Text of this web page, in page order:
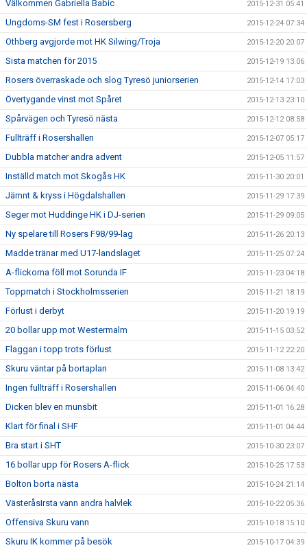
Välkommen Gabriella Babic 2015-12-31 05:41
Ungdoms-SM fest i Rosersberg 2015-12-24 07:34
Othberg avgjorde mot HK Silwing/Troja 2015-12-20 20:07
Sista matchen för 2015 2015-12-19 13:06
Rosers överraskade och slog Tyresö juniorserien 2015-12-14 17:03
Övertygande vinst mot Spåret 2015-12-13 23:10
Spårvägen och Tyresö nästa 2015-12-12 08:58
Fullträff i Rosershallen 2015-12-07 05:17
Dubbla matcher andra advent 2015-12-05 11:57
Inställd match mot Skogås HK 2015-11-30 20:01
Jämnt & kryss i Högdalshallen 2015-11-29 17:39
Seger mot Huddinge HK i DJ-serien 2015-11-29 09:05
Ny spelare till Rosers F98/99-lag 2015-11-26 20:13
Madde tränar med U17-landslaget 2015-11-25 07:24
A-flickorna föll mot Sorunda IF 2015-11-23 04:18
Toppmatch i Stockholmsserien 2015-11-21 18:19
Förlust i derbyt 2015-11-20 19:19
20 bollar upp mot Westermalm 2015-11-15 03:52
Flaggan i topp trots förlust 2015-11-12 22:20
Skuru väntar på bortaplan 2015-11-08 13:42
Ingen fullträff i Rosershallen 2015-11-06 04:40
Dicken blev en munsbit 2015-11-01 16:28
Klart för final i SHF 2015-11-01 04:44
Bra start i SHT 2015-10-30 23:07
16 bollar upp för Rosers A-flick 2015-10-25 17:53
Bolton borta nästa 2015-10-24 21:14
VästeråsIrsta vann andra halvlek 2015-10-22 05:36
Offensiva Skuru vann 2015-10-18 15:10
Skuru IK kommer på besök 2015-10-17 04:39